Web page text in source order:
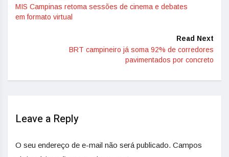
MIS Campinas retoma sessões de cinema e debates
em formato virtual
Read Next
BRT campineiro já soma 92% de corredores
pavimentados por concreto
Leave a Reply
O seu endereço de e-mail não será publicado. Campos